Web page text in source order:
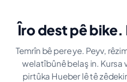
Îro dest pê bike.
Temrîn bê pere ye. Peyv,
welatîbûnê belaş in. Kursa
pirtûka Hueber lê tê